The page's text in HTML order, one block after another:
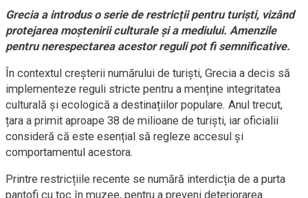
Grecia a introdus o serie de restricții pentru turiști, vizând
protejarea moștenirii culturale și a mediului. Amenzile
pentru nerespectarea acestor reguli pot fi semnificative.
În contextul creșterii numărului de turiști, Grecia a decis să
implementeze reguli stricte pentru a menține integritatea
culturală și ecologică a destinațiilor populare. Anul trecut,
țara a primit aproape 38 de milioane de turiști, iar oficialii
consideră că este esențial să regleze accesul și
comportamentul acestora.
Printre restricțiile recente se numără interdicția de a purta
pantofi cu toc în muzee, pentru a preveni deteriorarea